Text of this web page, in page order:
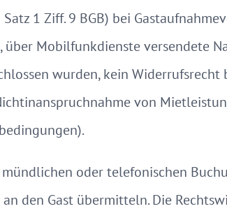
1 Ziff. 9 BGB) bei
über Mobilfunkdienste versendete
wurden, kein
von
oder telefonischen
den Gast übermitteln. Die